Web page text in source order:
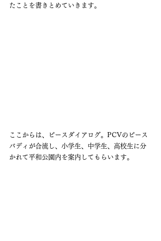
たことを書きとめていきます。
ここからは、ピースダイアログ。PCVのピース
バディが合流し、小学生、中学生、高校生に分
かれて平和公園内を案内してもらいます。